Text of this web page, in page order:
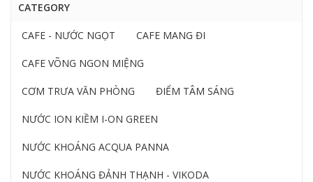
CATEGORY
CAFE - NƯỚC NGỌT CAFE MANG ĐI
CAFE VÕNG NGON MIỆNG
CƠM TRƯA VĂN PHÒNG ĐIỂM TÂM SÁNG
NƯỚC ION KIỀM I-ON GREEN
NƯỚC KHOÁNG ACQUA PANNA
NƯỚC KHOÁNG ĐẢNH THẠNH - VIKODA